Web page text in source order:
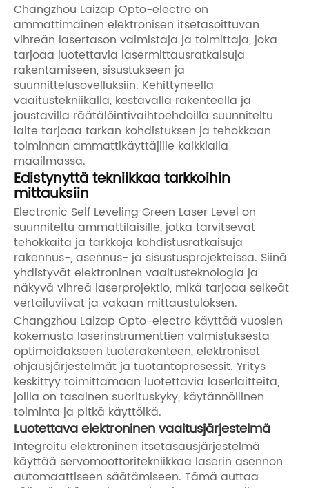
Changzhou Laizap Opto-electro on
ammattimainen elektronisen itsetasoittuvan
vihreän lasertason valmistaja ja toimittaja, joka
tarjoaa luotettavia lasermittausratkaisuja
rakentamiseen, sisustukseen ja
suunnittelusovelluksiin. Kehittyneellä
vaaitustekniikalla, kestävällä rakenteella ja
joustavilla räätälöintivaihtoehdoilla suunniteltu
laite tarjoaa tarkan kohdistuksen ja tehokkaan
toiminnan ammattikäyttäjille kaikkialla
maailmassa.
Edistynyttä tekniikkaa tarkkoihin
mittauksiin
Electronic Self Leveling Green Laser Level on
suunniteltu ammattilaisille, jotka tarvitsevat
tehokkaita ja tarkkoja kohdistusratkaisuja
rakennus-, asennus- ja sisustusprojekteissa. Siinä
yhdistyvät elektroninen vaaitusteknologia ja
näkyvä vihreä laserprojektio, mikä tarjoaa selkeät
vertailuviivat ja vakaan mittaustuloksen.
Changzhou Laizap Opto-electro käyttää vuosien
kokemusta laserinstrumenttien valmistuksesta
optimoidakseen tuoterakenteen, elektroniset
ohjausjärjestelmät ja tuotantoprosessit. Yritys
keskittyy toimittamaan luotettavia laserlaitteita,
joilla on tasainen suorituskyky, käytännöllinen
toiminta ja pitkä käyttöikä.
Luotettava elektroninen vaaitusjärjestelmä
Integroitu elektroninen itsetasausjärjestelmä
käyttää servomoottoritekniikkaa laserin asennon
automaattiseen säätämiseen. Tämä auttaa